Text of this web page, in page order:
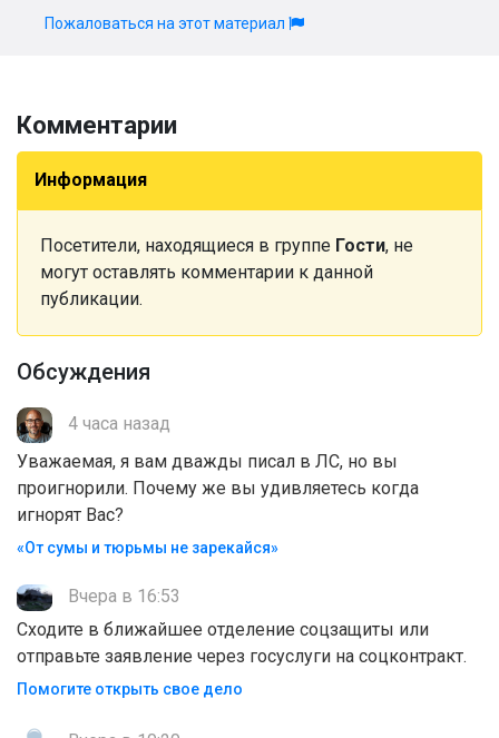
Пожаловаться на этот материал
Комментарии
Информация
Посетители, находящиеся в группе Гости, не
могут оставлять комментарии к данной
публикации.
Обсуждения
4 часа назад
Уважаемая, я вам дважды писал в ЛС, но вы
проигнорили. Почему же вы удивляетесь когда
игнорят Вас?
«От сумы и тюрьмы не зарекайся»
Вчера в 16:53
Сходите в ближайшее отделение соцзащиты или
отправьте заявление через госуслуги на соцконтракт.
Помогите открыть свое дело